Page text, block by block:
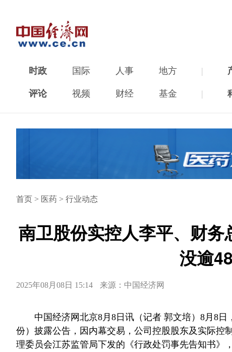
时政 国际 人事 地方 |
评论 视频 财经 基金 |
首页 > 医药 > 行业动态
南卫股份实控人李平、财
没逾
2025年08月08日 15:14 来源：中国经济网
中国经济网北京8月8日讯（记者 郭文培）8月8
份）披露公告，因内幕交易，公司控股股东及实际控
理委员会江苏监管局下发的《行政处罚事先告知书》